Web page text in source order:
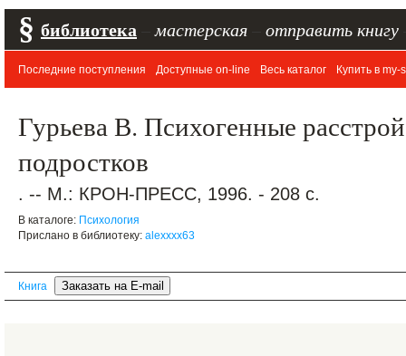
§ библиотека мастерская отправить книгу
Последние поступления Доступные on-line Весь каталог Купить в my-
Гурьева В. Психогенные
подростков
. -- М.: КРОН-ПРЕСС, 1996. - 208 с.
В каталоге: Психология
Прислано в библиотеку: alexxxx63
Книга